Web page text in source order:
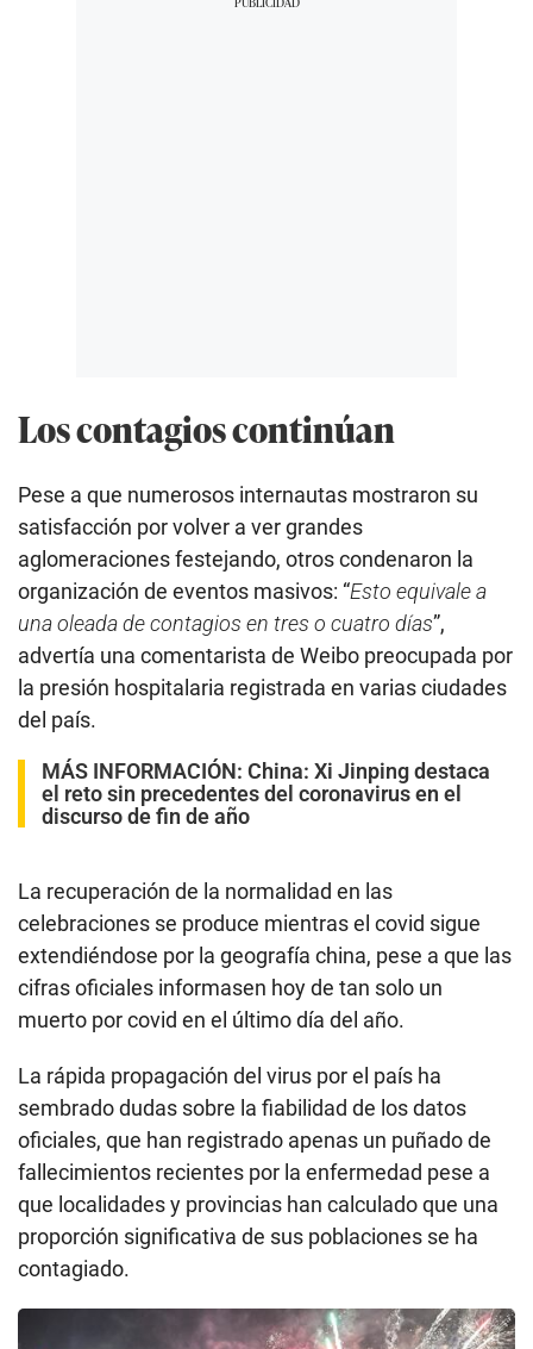
Los contagios continúan
Pese a que numerosos internautas mostraron su
satisfacción por volver a ver grandes
aglomeraciones festejando, otros condenaron la
organización de eventos masivos: “Esto equivale a
una oleada de contagios en tres o cuatro días”,
advertía una comentarista de Weibo preocupada por
la presión hospitalaria registrada en varias ciudades
del país.
MÁS INFORMACIÓN: China: Xi Jinping destaca
el reto sin precedentes del coronavirus en el
discurso de fin de año
La recuperación de la normalidad en las
celebraciones se produce mientras el covid sigue
extendiéndose por la geografía china, pese a que las
cifras oficiales informasen hoy de tan solo un
muerto por covid en el último día del año.
La rápida propagación del virus por el país ha
sembrado dudas sobre la fiabilidad de los datos
oficiales, que han registrado apenas un puñado de
fallecimientos recientes por la enfermedad pese a
que localidades y provincias han calculado que una
proporción significativa de sus poblaciones se ha
contagiado.